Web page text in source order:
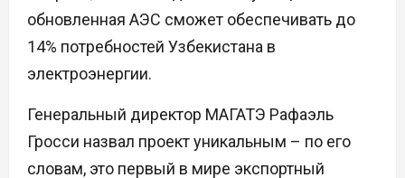
обновленная АЭС сможет обеспечивать до
14% потребностей Узбекистана в
электроэнергии.
Генеральный директор МАГАТЭ Рафаэль
Гросси назвал проект уникальным – по его
словам, это первый в мире экспортный